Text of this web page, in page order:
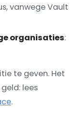
vanwege Vault
organisaties:
te geven. Het
lees
.